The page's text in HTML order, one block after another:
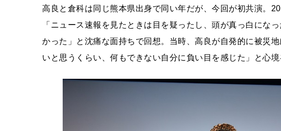
高良と倉科は同じ熊本県出身で同い年だが、今回が初共演。
「ニュース速報を見たときは目を疑ったし、頭が真っ白にな
かった」と沈痛な面持ちで回想。当時、高良が自発的に被災
いと思うくらい、何もできない自分に負い目を感じた」と心境